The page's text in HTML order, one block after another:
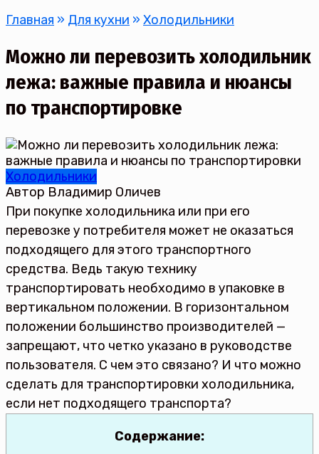
Главная » Для кухни » Холодильники
Можно ли перевозить холодильник
лежа: важные правила и нюансы
по транспортировке
Холодильники
Автор Владимир Оличев
При покупке холодильника или при его
перевозке у потребителя может не оказаться
подходящего для этого транспортного
средства. Ведь такую технику
транспортировать необходимо в упаковке в
вертикальном положении. В горизонтальном
положении большинство производителей —
запрещают, что четко указано в руководстве
пользователя. С чем это связано? И что можно
сделать для транспортировки холодильника,
если нет подходящего транспорта?
Содержание: